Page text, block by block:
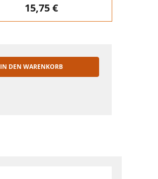
15,75 €
IN DEN WARENKORB